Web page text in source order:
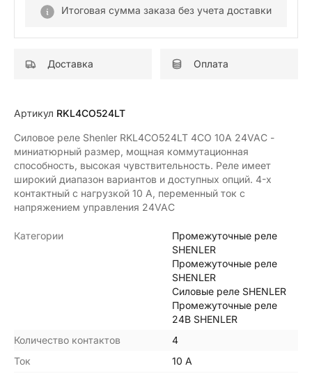
Итоговая сумма заказа без учета доставки
Доставка Оплата
Артикул RKL4CO524LT
Силовое реле Shenler RKL4CO524LT 4CO 10A 24VAC -
миниатюрный размер, мощная коммутационная
способность, высокая чувствительность. Реле имеет
широкий диапазон вариантов и доступных опций. 4-х
контактный с нагрузкой 10 А, переменный ток с
напряжением управления 24VAC
Категории
Промежуточные реле
SHENLER
Промежуточные реле
SHENLER
Силовые реле SHENLER
Промежуточные реле
24В SHENLER
Количество контактов
4
Ток
10 А